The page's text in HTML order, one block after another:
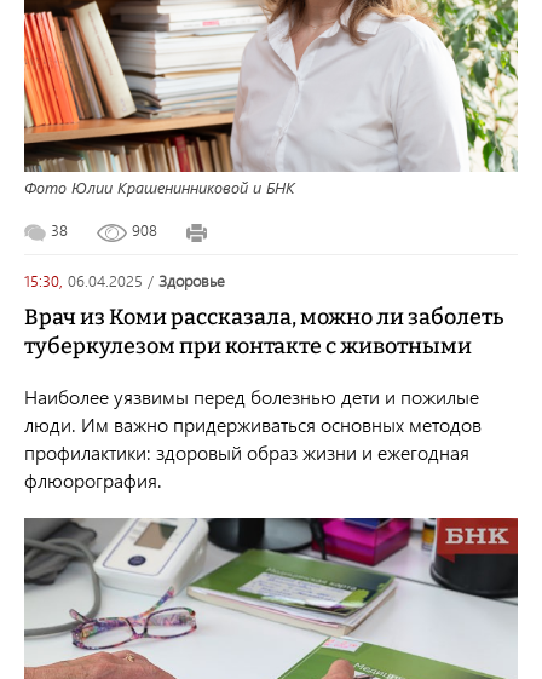
Фото Юлии Крашенинниковой и БНК
38 908
15:30, 06.04.2025 / здоровье
Врач из Коми рассказала, можно ли заболеть
туберкулезом при контакте с животными
Наиболее уязвимы перед болезнью дети и пожилые
люди. Им важно придерживаться основных методов
профилактики: здоровый образ жизни и ежегодная
флюорография.